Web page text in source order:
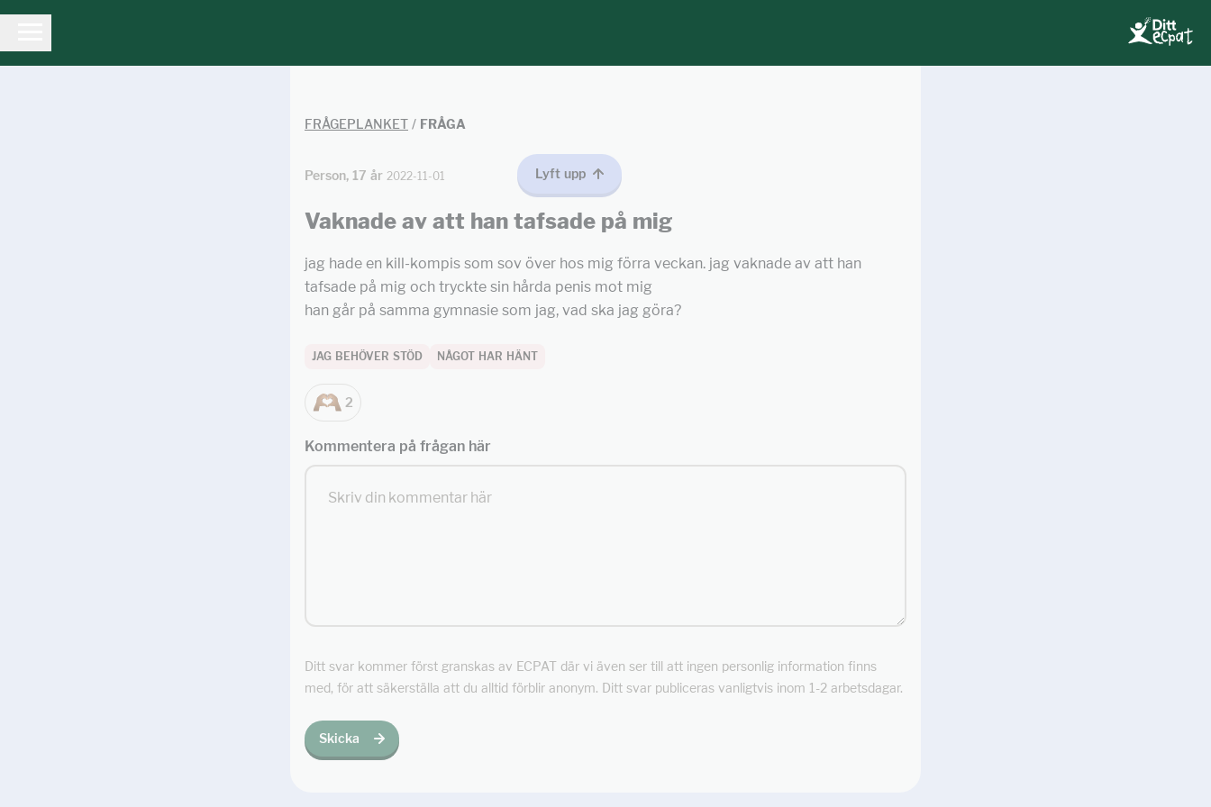
FRÅGEPLANKET / FRÅGA
Person, 17 år 2022-11-01 Lyft upp
Vaknade av att han tafsade på mig
jag hade en kill-kompis som sov över hos mig förra veckan. jag vaknade av att han
tafsade på mig och tryckte sin hårda penis mot mig
han går på samma gymnasie som jag, vad ska jag göra?
JAG BEHÖVER STÖD NÅGOT HAR HÄNT
2
Kommentera på frågan här
Ditt svar kommer först granskas av ECPAT där vi även ser till att ingen personlig information finns
med, för att säkerställa att du alltid förblir anonym. Ditt svar publiceras vanligtvis inom 1-2 arbetsdagar.
Skicka